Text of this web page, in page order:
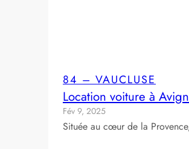
84 – VAUCLUSE
Location voiture à
Fév 9, 2025
Située au cœur de la